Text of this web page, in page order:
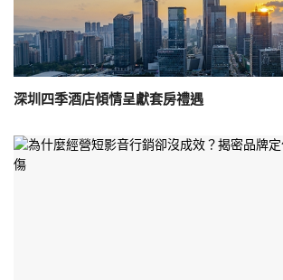
深圳四季酒店傾情呈獻套房禮遇